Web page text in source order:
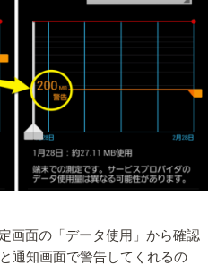
画面の「データ使用」から確認
通知画面で警告してくれるの